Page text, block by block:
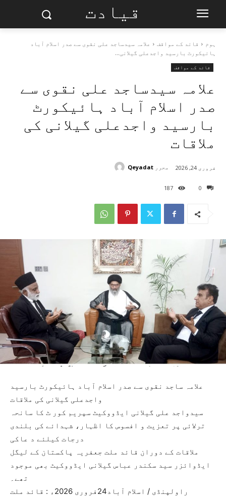
قیادت
ہوم قائد کے مواقف
علامہ سیدساجد علی نقوی سے صدر اسلام آباد
ہائیکورٹ بارسید واجدعلی گیلانی...
قائد کے مواقف
علامہ سیدساجد علی نقوی سے
صدر اسلام آباد ہائیکورٹ
بارسید واجدعلی گیلانی کی
ملاقات
0
187
فروری 24, 2026 محرر Qeyadat
علامہ ساجد نقوی سے صدر اسلام آباد ہائیکورٹ بارسید
واجدعلی گیلانی کی ملاقات
سیدواجد علی گیلانی ایڈووکیٹ سپریم کور ٹ کا سانحہ
ترلائی پر تعزیت و افسوس کا اظہار، شہدائے کی بلندی
درجات کیلئے د عاکی
ملاقات کے دوران قائد ملت جعفریہ پاکستان کے لیگل
ایڈوائزر سید سکندر عباس گیلانی ایڈووکیٹ بھی موجود
تھے۔
راولپنڈی / اسلام آباد24فروری 2026ء : قائد ملت